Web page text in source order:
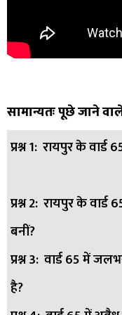
सामान्यतः पूछे जाने वाले
प्रश्न 1: रायपुर के वार्ड
उत्तर: वार्ड 65 की मुख्य
जलभराव, अवैध कब्जे, और
प्रश्न 2: रायपुर के वार्ड
बनीं?
उत्तर: कई मोहल्लों में
महापाई पारा और
प्रश्न 3: वार्ड 65 में
है?